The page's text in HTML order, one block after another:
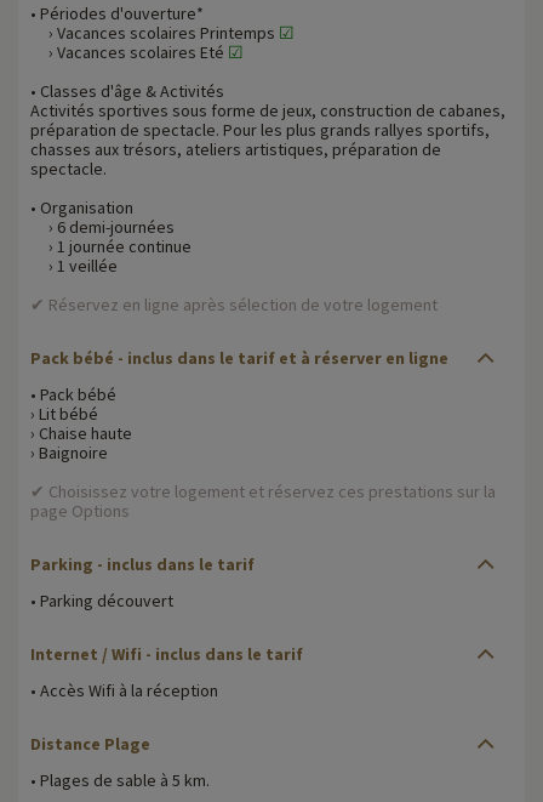
• Périodes d'ouverture*
› Vacances scolaires Printemps ☑
› Vacances scolaires Eté ☑
• Classes d'âge & Activités
Activités sportives sous forme de jeux, construction de cabanes,
préparation de spectacle. Pour les plus grands rallyes sportifs,
chasses aux trésors, ateliers artistiques, préparation de
spectacle.
• Organisation
› 6 demi-journées
› 1 journée continue
› 1 veillée
✔ Réservez en ligne après sélection de votre logement
Pack bébé - inclus dans le tarif et à réserver en ligne
• Pack bébé
› Lit bébé
› Chaise haute
› Baignoire
✔ Choisissez votre logement et réservez ces prestations sur la
page Options
Parking - inclus dans le tarif
• Parking découvert
Internet / Wifi - inclus dans le tarif
• Accès Wifi à la réception
Distance Plage
• Plages de sable à 5 km.